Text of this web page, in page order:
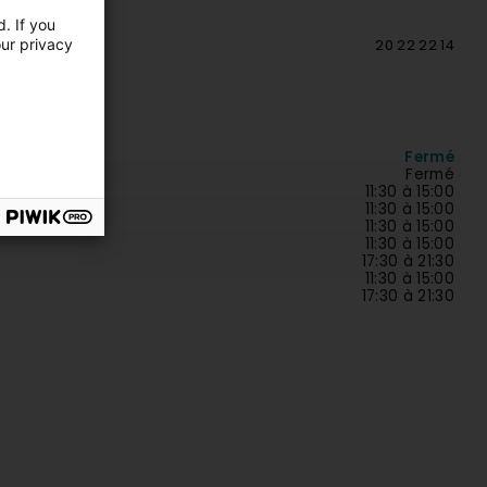
20 22 22 14
Fermé
Fermé
11:30 à 15:00
11:30 à 15:00
11:30 à 15:00
11:30 à 15:00
17:30 à 21:30
11:30 à 15:00
17:30 à 21:30
If you
privacy